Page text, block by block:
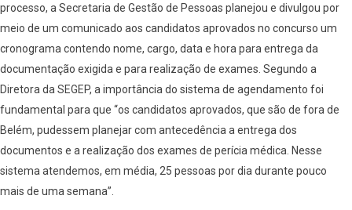
processo, a Secretaria de Gestão de Pessoas planejou e divulgou por
meio de um comunicado aos candidatos aprovados no concurso um
cronograma contendo nome, cargo, data e hora para entrega da
documentação exigida e para realização de exames. Segundo a
Diretora da SEGEP, a importância do sistema de agendamento foi
fundamental para que “os candidatos aprovados, que são de fora de
Belém, pudessem planejar com antecedência a entrega dos
documentos e a realização dos exames de perícia médica. Nesse
sistema atendemos, em média, 25 pessoas por dia durante pouco
mais de uma semana”.